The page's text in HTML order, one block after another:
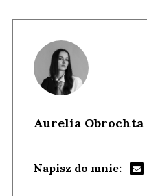
Aurelia Obrochta
Napisz do mnie: